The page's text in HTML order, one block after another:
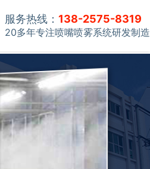
服务热线： 138-2575-8319
20多年专注喷嘴喷雾系统研发制造